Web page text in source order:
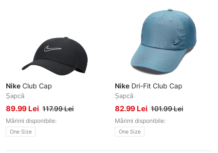
Nike Club Cap
Șapcă
89.99 Lei 117.99 Lei
Mărimi disponibile:
One Size
Nike Dri-Fit Club Cap
Șapcă
82.99 Lei 101.99 Lei
Mărimi disponibile:
One Size